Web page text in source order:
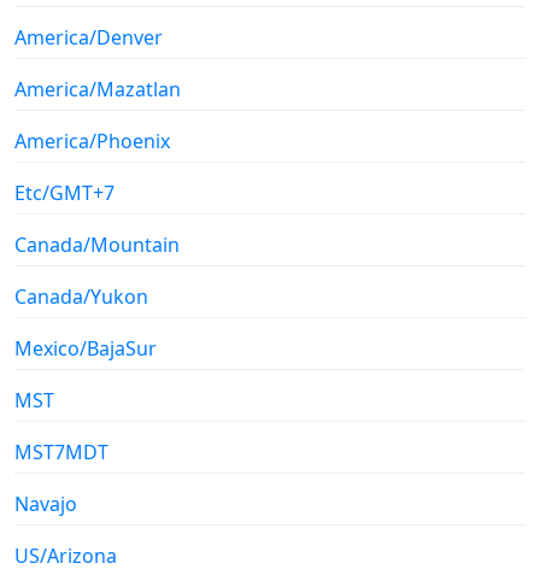
America/Denver
America/Mazatlan
America/Phoenix
Etc/GMT+7
Canada/Mountain
Canada/Yukon
Mexico/BajaSur
MST
MST7MDT
Navajo
US/Arizona